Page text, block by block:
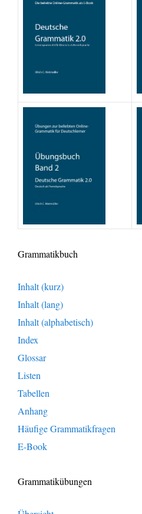
Grammatikbuch
Inhalt (kurz)
Inhalt (lang)
Inhalt (alphabetisch)
Index
Glossar
Listen
Tabellen
Anhang
Häufige Grammatikfragen
E-Book
Grammatikübungen